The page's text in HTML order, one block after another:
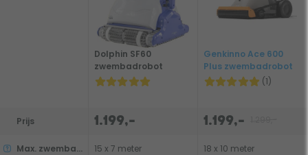
Prijs
Max. zwembadgrootte
Dolphin SF60
zwembadrobot
1.199,-
15 x 7 meter
Genkinno Ace 600
Plus zwembadrobot
(1)
1.199,-
18 x 10 meter